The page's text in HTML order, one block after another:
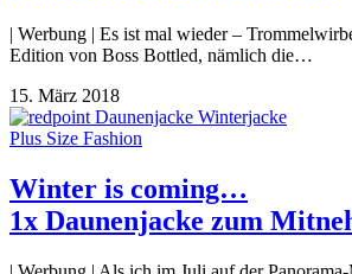
| Werbung | Es ist mal wieder –
Edition von Boss Bottled, nämlich die…
15. März 2018
Plus Size Fashion
Winter is coming…
1x Daunenjacke zum